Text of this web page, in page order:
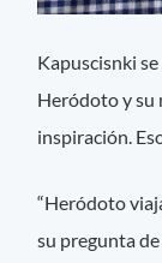
Kapuscisnki
Heródoto y su
inspiración.
“Heródoto
su pregunta